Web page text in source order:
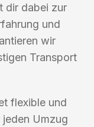
dir dabei zur
und
wir
Transport
flexible und
Umzug